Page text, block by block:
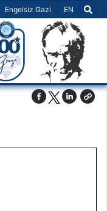
Engelsiz Gazi Dil Seçiniz
EN